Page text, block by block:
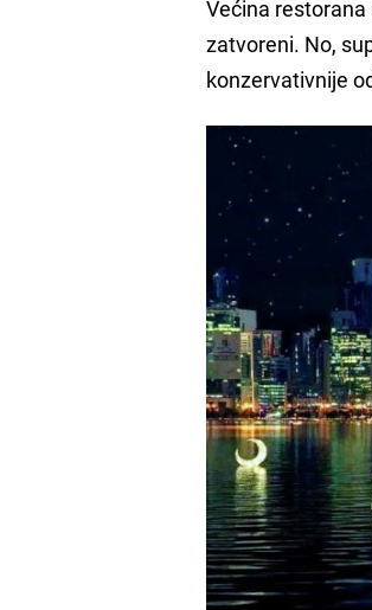
Većina
zatvoreni. No,
konzervativnije